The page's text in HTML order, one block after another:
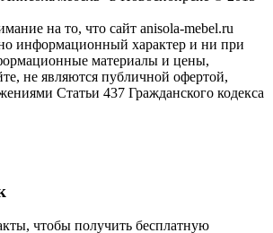
на то, что сайт anisola-mebel.ru
информационный характер и ни при
материалы и цены,
не являются публичной офертой,
Статьи 437 Гражданского кодекса
чтобы получить бесплатную